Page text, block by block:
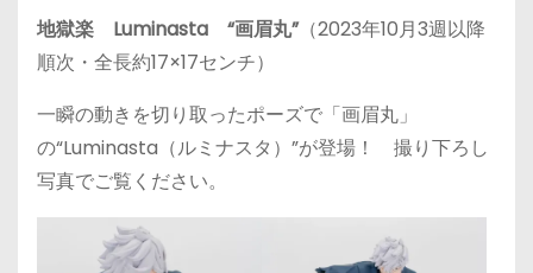
地獄楽 Luminasta “画眉丸”（2023年10月3週以降
順次・全長約17×17センチ）
一瞬の動きを切り取ったポーズで「画眉丸」
の“Luminasta（ルミナスタ）”が登場！ 撮り下ろし
写真でご覧ください。